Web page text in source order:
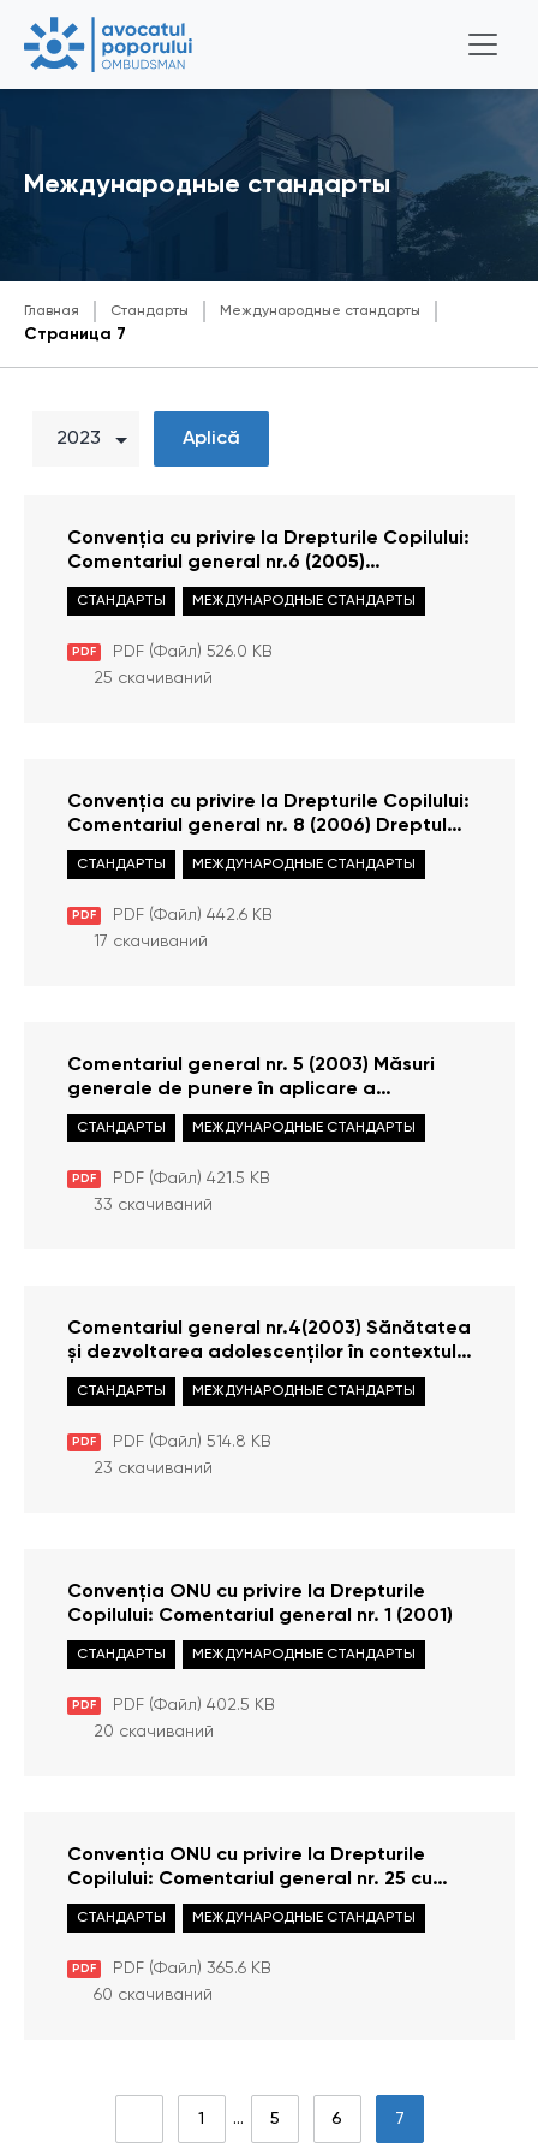
Международные стандарты
Главная Стандарты Международные стандарты
Страница 7
Aplică
Convenția cu privire la Drepturile Copilului:
Comentariul general nr.6 (2005)
Tratamentul copiilor neînsoțiți și separați
în afara țării lor de origine
PDF PDF (Файл) 526.0 KB
СТАНДАРТЫ МЕЖДУНАРОДНЫЕ СТАНДАРТЫ
25 скачиваний
Convenția cu privire la Drepturile Copilului:
Comentariul general nr. 8 (2006) Dreptul
copilului la protecție împotriva pedepselor
corporale și a altor forme de pedeapsă
paragraful 2; și 37, inter alia)
PDF PDF (Файл) 442.6 KB
СТАНДАРТЫ МЕЖДУНАРОДНЫЕ СТАНДАРТЫ
17 скачиваний
Comentariul general nr. 5 (2003) Măsuri
generale de punere în aplicare a
Convenției privind Drepturile Copilului (art.
4, 42 și 44, paragraful 6)
PDF PDF (Файл) 421.5 KB
СТАНДАРТЫ МЕЖДУНАРОДНЫЕ СТАНДАРТЫ
33 скачиваний
Comentariul general nr.4(2003) Sănătatea
și dezvoltarea adolescenților în contextul
Convenției cu privire la Drepturile Copilului
PDF PDF (Файл) 514.8 KB
СТАНДАРТЫ МЕЖДУНАРОДНЫЕ СТАНДАРТЫ
23 скачиваний
Convenția ONU cu privire la Drepturile
Copilului: Comentariul general nr. 1 (2001)
PDF PDF (Файл) 402.5 KB
СТАНДАРТЫ МЕЖДУНАРОДНЫЕ СТАНДАРТЫ
20 скачиваний
Convenția ONU cu privire la Drepturile
Copilului: Comentariul general nr. 25 cu
privire la drepturile copiilor în mediul
digital
PDF PDF (Файл) 365.6 KB
СТАНДАРТЫ МЕЖДУНАРОДНЫЕ СТАНДАРТЫ
60 скачиваний
1 … 5 6 7